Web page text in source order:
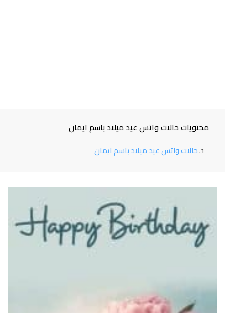
محتويات حالات واتس عيد ميلاد باسم ايمان
حالات واتس عيد ميلاد باسم ايمان